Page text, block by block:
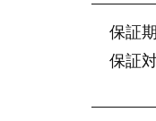
保証
保証